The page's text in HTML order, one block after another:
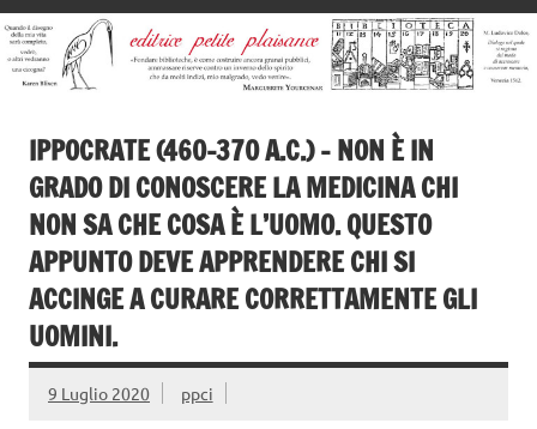
IPPOCRATE (460-370 A.C.) – NON È IN
GRADO DI CONOSCERE LA MEDICINA CHI
NON SA CHE COSA È L’UOMO. QUESTO
APPUNTO DEVE APPRENDERE CHI SI
ACCINGE A CURARE CORRETTAMENTE GLI
UOMINI.
9 Luglio 2020 ppci